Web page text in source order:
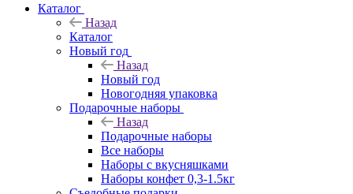
Каталог
Назад
Каталог
Новый год
Назад
Новый год
Новогодняя упаковка
Подарочные наборы
Назад
Подарочные наборы
Все наборы
Наборы с вкусняшками
Наборы конфет 0,3-1.5кг